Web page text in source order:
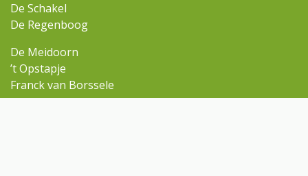
De Schakel
De Regenboog
De Meidoorn
’t Opstapje
Franck van Borssele